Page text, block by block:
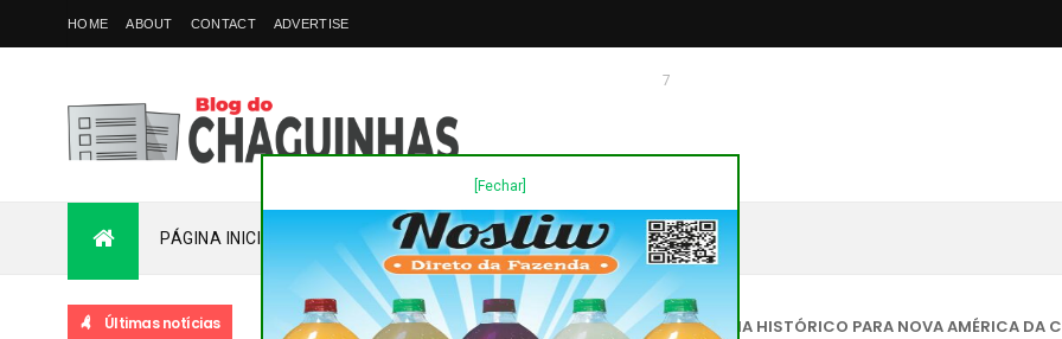
[Fechar]
HOME ABOUT CONTACT ADVERTISE
7
PÁGINA INICIAL PLANTÃO FALE COM O CHAGUINHAS
Últimas notícias DESTAQUES 🏡 UM DIA HISTÓRICO PARA NOVA AMÉRICA DA COLINA!